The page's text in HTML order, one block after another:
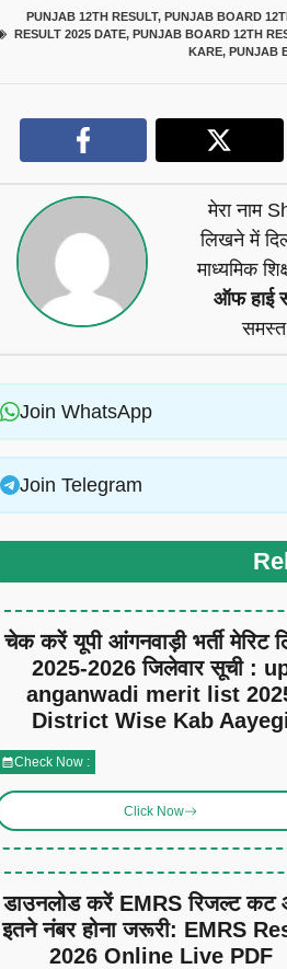
PUNJAB 12TH RESULT, PUNJAB BOARD
RESULT 2025 DATE,PUNJAB BOARD 12TH
KARE,PUNJAB
मेरा नाम
लिखने में
माध्यमिक
ऑफ हाई
Join WhatsApp
Join Telegram
चेक करें यूपी आंगनवाड़ी भर्ती मेरिट
2025-2026 जिलेवार सूची :
anganwadi merit list
District Wise Kab
Check Now :
Click Now
डाउनलोड करें EMRS रिजल्ट
इतने नंबर होना जरूरी: EMRS
2026 Online Live PDF